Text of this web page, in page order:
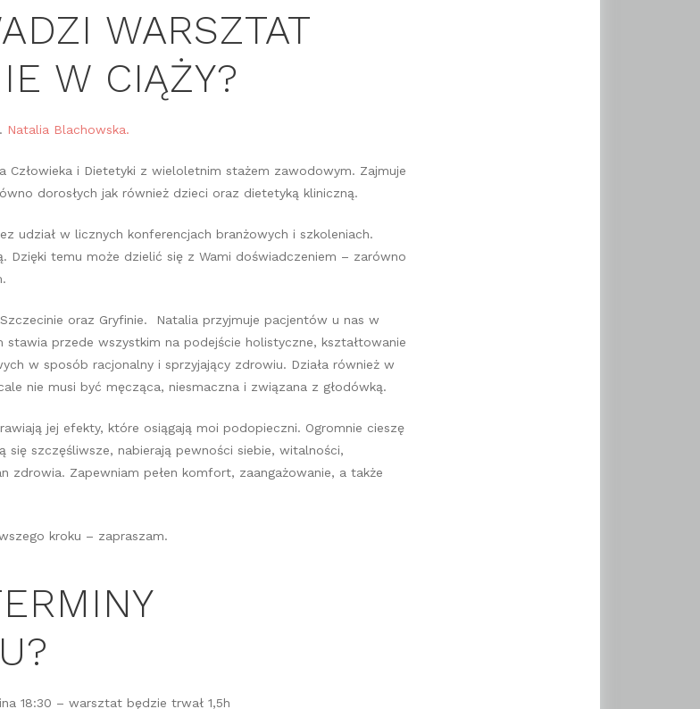
WARSZTAT
W CIĄŻY?
Natalia Blachowska.
Człowieka i Dietetyki z wieloletnim stażem zawodowym. Zajmuje
dorosłych jak również dzieci oraz dietetyką kliniczną.
udział w licznych konferencjach branżowych i szkoleniach.
Dzięki temu może dzielić się z Wami doświadczeniem – zarówno
oraz Gryfinie. Natalia przyjmuje pacjentów u nas w
stawia przede wszystkim na podejście holistyczne, kształtowanie
w sposób racjonalny i sprzyjający zdrowiu. Działa również w
nie musi być męcząca, niesmaczna i związana z głodówką.
jej efekty, które osiągają moi podopieczni. Ogromnie cieszę
się szczęśliwsze, nabierają pewności siebie, witalności,
zdrowia. Zapewniam pełen komfort, zaangażowanie, a także
kroku – zapraszam.
18:30 – warsztat będzie trwał 1,5h